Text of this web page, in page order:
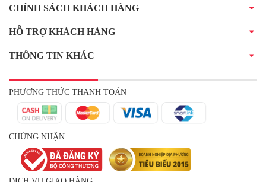
CHÍNH SÁCH KHÁCH HÀNG
HỖ TRỢ KHÁCH HÀNG
THÔNG TIN KHÁC
PHƯƠNG THỨC THANH TOÁN
CHỨNG NHẬN